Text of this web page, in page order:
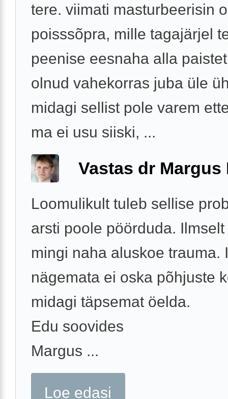
tere. viimati masturbeerisin
poisssõpra, mille tagajärjel
peenise eesnaha alla
olnud vahekorras juba üle
midagi sellist pole varem
ma ei usu siiski, ...
Vastas dr Margus
Loomulikult tuleb sellise
arsti poole pöörduda.
mingi naha aluskoe trauma.
nägemata ei oska põhjuste
midagi täpsemat öelda.
Edu soovides
Margus ...
Loe edasi